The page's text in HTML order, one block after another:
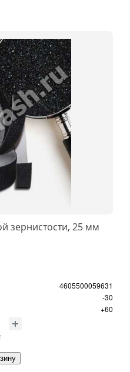
зернистости, 25 мм
4605500059631
-30
+60